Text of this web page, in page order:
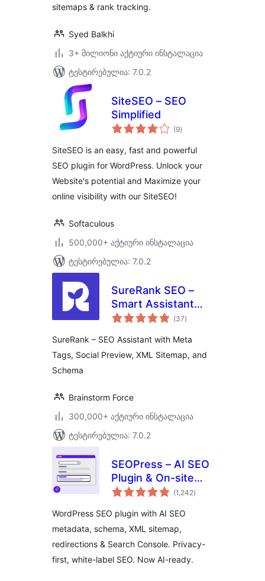
sitemaps & rank tracking.
Syed Balkhi
3+ მილიონი აქტიური ინსტალაცია
ტესტირებულია: 7.0.2
SiteSEO – SEO
Simplified
(9საერთო
რეიტინგი
)
SiteSEO is an easy, fast and powerful
SEO plugin for WordPress. Unlock your
Website's potential and Maximize your
online visibility with our SiteSEO!
Softaculous
500,000+ აქტიური ინსტალაცია
ტესტირებულია: 7.0.2
SureRank SEO –
Smart Assistant
with Meta Tags,
XML Sitemap, and
Schema
(37საერთო
რეიტინგი
)
SureRank – SEO Assistant with Meta
Tags, Social Preview, XML Sitemap, and
Schema
Brainstorm Force
300,000+ აქტიური ინსტალაცია
ტესტირებულია: 7.0.2
SEOPress – AI SEO
Plugin & On-site
SEO
(1,242საერთო
რეიტინგი
)
WordPress SEO plugin with AI SEO
metadata, schema, XML sitemap,
redirections & Search Console. Privacy-
first, white-label SEO. Now AI-ready.